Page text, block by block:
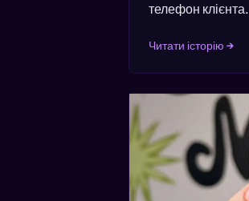
телефон клієнта.
Читати історію →